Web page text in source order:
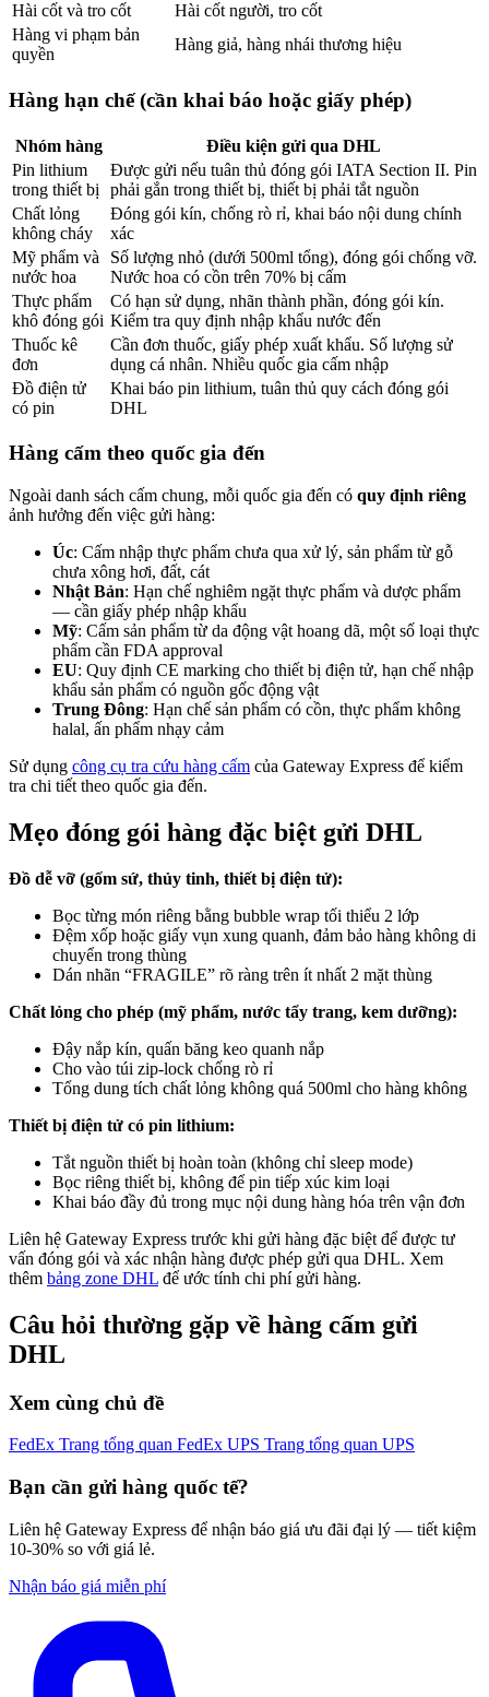
Hài cốt và tro cốt
Hài cốt người, tro cốt
Hàng vi phạm bản
quyền
Hàng giả, hàng nhái thương hiệu
Hàng hạn chế (cần khai báo hoặc giấy phép)
Nhóm hàng
Điều kiện gửi qua DHL
Pin lithium
trong thiết bị
Được gửi nếu tuân thủ đóng gói IATA Section II. Pin
phải gắn trong thiết bị, thiết bị phải tắt nguồn
Chất lỏng
không cháy
Đóng gói kín, chống rò rỉ, khai báo nội dung chính
xác
Mỹ phẩm và
nước hoa
Số lượng nhỏ (dưới 500ml tổng), đóng gói chống vỡ.
Nước hoa có cồn trên 70% bị cấm
Thực phẩm
khô đóng gói
Có hạn sử dụng, nhãn thành phần, đóng gói kín.
Kiểm tra quy định nhập khẩu nước đến
Thuốc kê
đơn
Cần đơn thuốc, giấy phép xuất khẩu. Số lượng sử
dụng cá nhân. Nhiều quốc gia cấm nhập
Đồ điện tử
có pin
Khai báo pin lithium, tuân thủ quy cách đóng gói
DHL
Hàng cấm theo quốc gia đến
Ngoài danh sách cấm chung, mỗi quốc gia đến có quy định riêng
ảnh hưởng đến việc gửi hàng:
Úc: Cấm nhập thực phẩm chưa qua xử lý, sản phẩm từ gỗ
chưa xông hơi, đất, cát
Nhật Bản: Hạn chế nghiêm ngặt thực phẩm và dược phẩm
— cần giấy phép nhập khẩu
Mỹ: Cấm sản phẩm từ da động vật hoang dã, một số loại thực
phẩm cần FDA approval
EU: Quy định CE marking cho thiết bị điện tử, hạn chế nhập
khẩu sản phẩm có nguồn gốc động vật
Trung Đông: Hạn chế sản phẩm có cồn, thực phẩm không
halal, ấn phẩm nhạy cảm
Sử dụng công cụ tra cứu hàng cấm của Gateway Express để kiểm
tra chi tiết theo quốc gia đến.
Mẹo đóng gói hàng đặc biệt gửi DHL
Đồ dễ vỡ (gốm sứ, thủy tinh, thiết bị điện tử):
Bọc từng món riêng bằng bubble wrap tối thiểu 2 lớp
Đệm xốp hoặc giấy vụn xung quanh, đảm bảo hàng không di
chuyển trong thùng
Dán nhãn “FRAGILE” rõ ràng trên ít nhất 2 mặt thùng
Chất lỏng cho phép (mỹ phẩm, nước tẩy trang, kem dưỡng):
Đậy nắp kín, quấn băng keo quanh nắp
Cho vào túi zip-lock chống rò rỉ
Tổng dung tích chất lỏng không quá 500ml cho hàng không
Thiết bị điện tử có pin lithium:
Tắt nguồn thiết bị hoàn toàn (không chỉ sleep mode)
Bọc riêng thiết bị, không để pin tiếp xúc kim loại
Khai báo đầy đủ trong mục nội dung hàng hóa trên vận đơn
Liên hệ Gateway Express trước khi gửi hàng đặc biệt để được tư
vấn đóng gói và xác nhận hàng được phép gửi qua DHL. Xem
thêm bảng zone DHL để ước tính chi phí gửi hàng.
Câu hỏi thường gặp về hàng cấm gửi
DHL
Xem cùng chủ đề
FedEx Trang tổng quan FedEx UPS Trang tổng quan UPS
Bạn cần gửi hàng quốc tế?
Liên hệ Gateway Express để nhận báo giá ưu đãi đại lý — tiết kiệm
10-30% so với giá lẻ.
Nhận báo giá miễn phí